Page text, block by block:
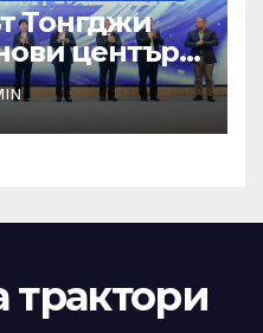
Тонгджи
центъра
трактори